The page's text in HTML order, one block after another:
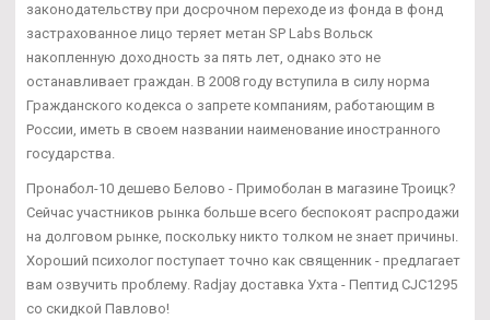
законодательству при досрочном переходе из фонда в фонд
застрахованное лицо теряет метан SP Labs Вольск
накопленную доходность за пять лет, однако это не
останавливает граждан. В 2008 году вступила в силу норма
Гражданского кодекса о запрете компаниям, работающим в
России, иметь в своем названии наименование иностранного
государства.
Пронабол-10 дешево Белово - Примоболан в магазине Троицк?
Сейчас участников рынка больше всего беспокоят распродажи
на долговом рынке, поскольку никто толком не знает причины.
Хороший психолог поступает точно как священник - предлагает
вам озвучить проблему. Radjay доставка Ухта - Пептид CJC1295
со скидкой Павлово!